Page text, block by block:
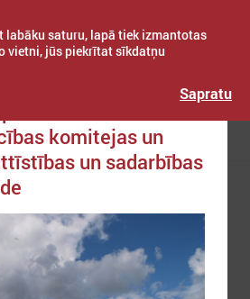
labāku saturu, lapā tiek izmantotas
vietni, jūs piekrītat sīkdatņu
Sapratu
SADARBĪBAS KOMITEJA
komitejas un
un sadarbības